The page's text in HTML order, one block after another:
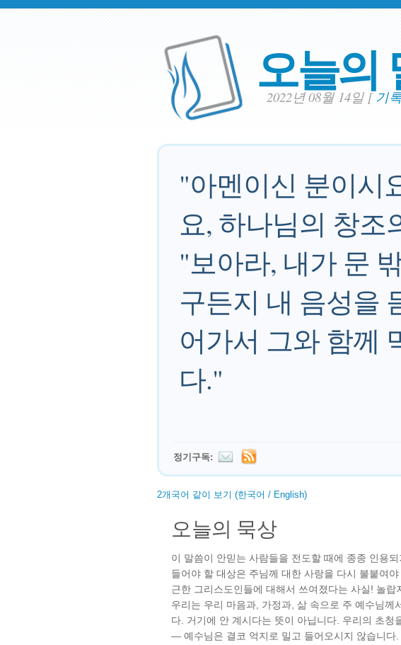
오늘의
2022년 08월 14일 [기
"아멘이신 분이시
요, 하나님의 창조
"보아라, 내가 문
구든지 내 음성을
어가서 그와 함께
다."
정기구독:
2개국어 같이 보기 (한국어 / English)
오늘의 묵상
이 말씀이 안믿는 사람들을 전도할 때에 종종 인용
들어야 할 대상은 주님께 대한 사랑을 다시 불붙여
근한 그리스도인들에 대해서 쓰여졌다는 사실! 놀랍
우리는 우리 마음과, 가정과, 삶 속으로 주 예수님께
다. 거기에 안 계시다는 뜻이 아닙니다. 우리의 초청
— 예수님은 결코 억지로 밀고 들어오시지 않습니다